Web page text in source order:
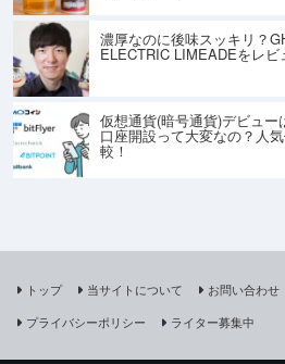
濃厚なのに後味スッキリ？
ELECTRIC LIMEADEをレビ
仮想通貨(暗号通貨)デビュー
口座開設って大変なの？人
較！
トップ 当サイトについて お問い合わせ
プライバシーポリシー
ライター募集中